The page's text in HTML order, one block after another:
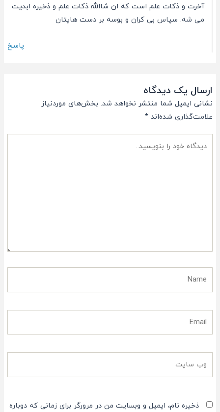
آخرت و ذکات علم است که ان شاالله ذکات علم و ذخیره ابدیت
می شه. سپاس بی کران و بوسه بر دست هایتان
پاسخ
ارسال یک دیدگاه
نشانی ایمیل شما منتشر نخواهد شد. بخش‌های موردنیاز
علامت‌گذاری شده‌اند *
دیدگاه
ذخیره نام، ایمیل و وبسایت من در مرورگر برای زمانی که دوباره